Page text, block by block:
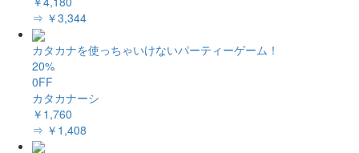
⇒ ￥3,344
カタカナを使っちゃいけないパーティーゲーム！
20%
0FF
カタカナーシ
￥1,760
⇒ ￥1,408